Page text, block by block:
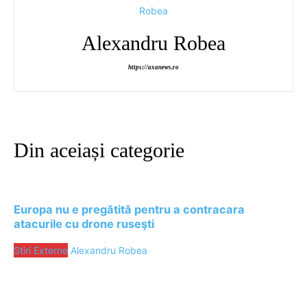
Alexandru Robea
https://axanews.ro
Din aceiași categorie
Europa nu e pregătită pentru a contracara
atacurile cu drone ruseşti
Stiri Externe Alexandru Robea